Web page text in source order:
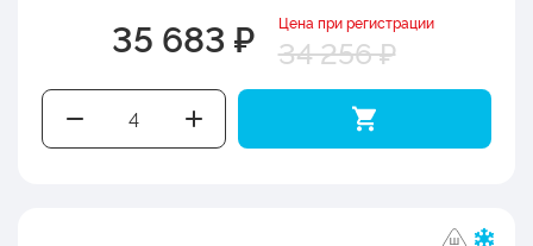
35 683 ₽ Цена при регистрации
34 256 ₽